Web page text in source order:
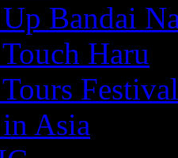
Bandai
Haru
Festival
Asia